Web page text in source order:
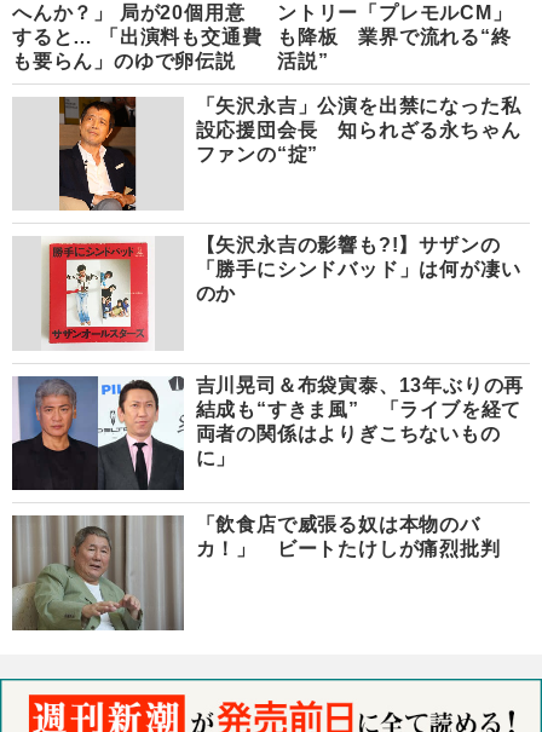
へんか？」 局が20個用意
すると… 「出演料も交通費
も要らん」のゆで卵伝説
ントリー「プレモルCM」
も降板 業界で流れる“終
活説”
「矢沢永吉」公演を出禁になった私
設応援団会長 知られざる永ちゃん
ファンの“掟”
【矢沢永吉の影響も?!】サザンの
「勝手にシンドバッド」は何が凄い
のか
吉川晃司＆布袋寅泰、13年ぶりの再
結成も“すきま風” 「ライブを経て
両者の関係はよりぎこちないもの
に」
「飲食店で威張る奴は本物のバ
カ！」 ビートたけしが痛烈批判